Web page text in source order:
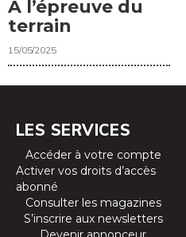
À l’épreuve du
terrain
15/05/2025
LES SERVICES
Accéder à votre compte
Activer vos droits d’accès
abonné
Consulter les magazines
S’inscrire aux newsletters